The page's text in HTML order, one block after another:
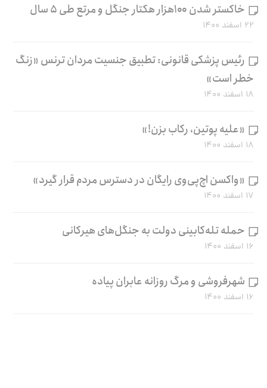
خاکستر شدن ۱۰۰هزار هکتار جنگل و مرتع طی ۵ سال
۲۲ اسفند ۱۴۰۰
رئیس پزشکی قانونی: تطبیق جنسیت مردان ترنس «زنگ
خطر است»
۱۸ اسفند ۱۴۰۰
«علیه پوتین، رکاب بزن!»
۱۸ اسفند ۱۴۰۰
«واکسن اچ‌پی‌وی رایگان در دسترس مردم قرار گیرد»
۱۷ اسفند ۱۴۰۰
حمله تله‌کابینی دولت به جنگل‌های هیرکانی
۱۶ اسفند ۱۴۰۰
شهرفروشی و مرگ روزانه عابران پیاده
۱۶ اسفند ۱۴۰۰